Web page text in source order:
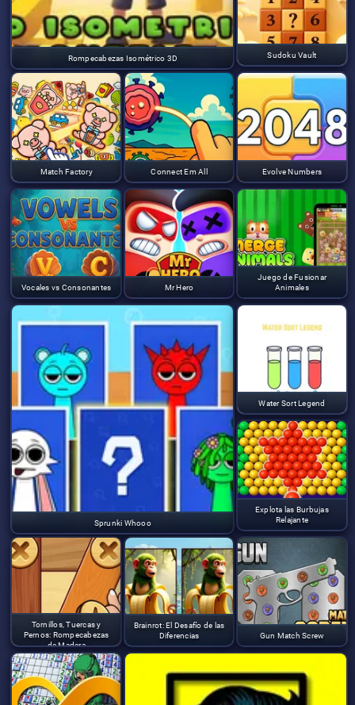
Rompecabezas Isométrico 3D Sudoku Vault
Match Factory Connect Em All Evolve Numbers
Vocales vs Consonantes Mr Hero
Sprunki Whooo
Juego de Fusionar
Animales
Water Sort Legend
Explota las Burbujas
Relajante
Tornillos, Tuercas y
Pernos: Rompecabezas
de Madera
Brainrot: El Desafío de las
Diferencias
Gun Match Screw